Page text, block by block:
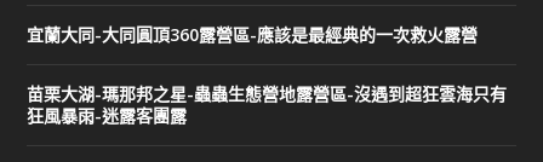
宜蘭大同-大同圓頂360露營區-應該是最經典的一次救火露營
苗栗大湖-瑪那邦之星-蟲蟲生態營地露營區-沒遇到超狂雲海只有
狂風暴雨-迷露客團露